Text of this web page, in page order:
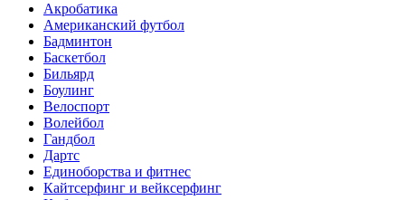
Акробатика
Американский футбол
Бадминтон
Баскетбол
Бильярд
Боулинг
Велоспорт
Волейбол
Гандбол
Дартс
Единоборства и фитнес
Кайтсерфинг и вейксерфинг